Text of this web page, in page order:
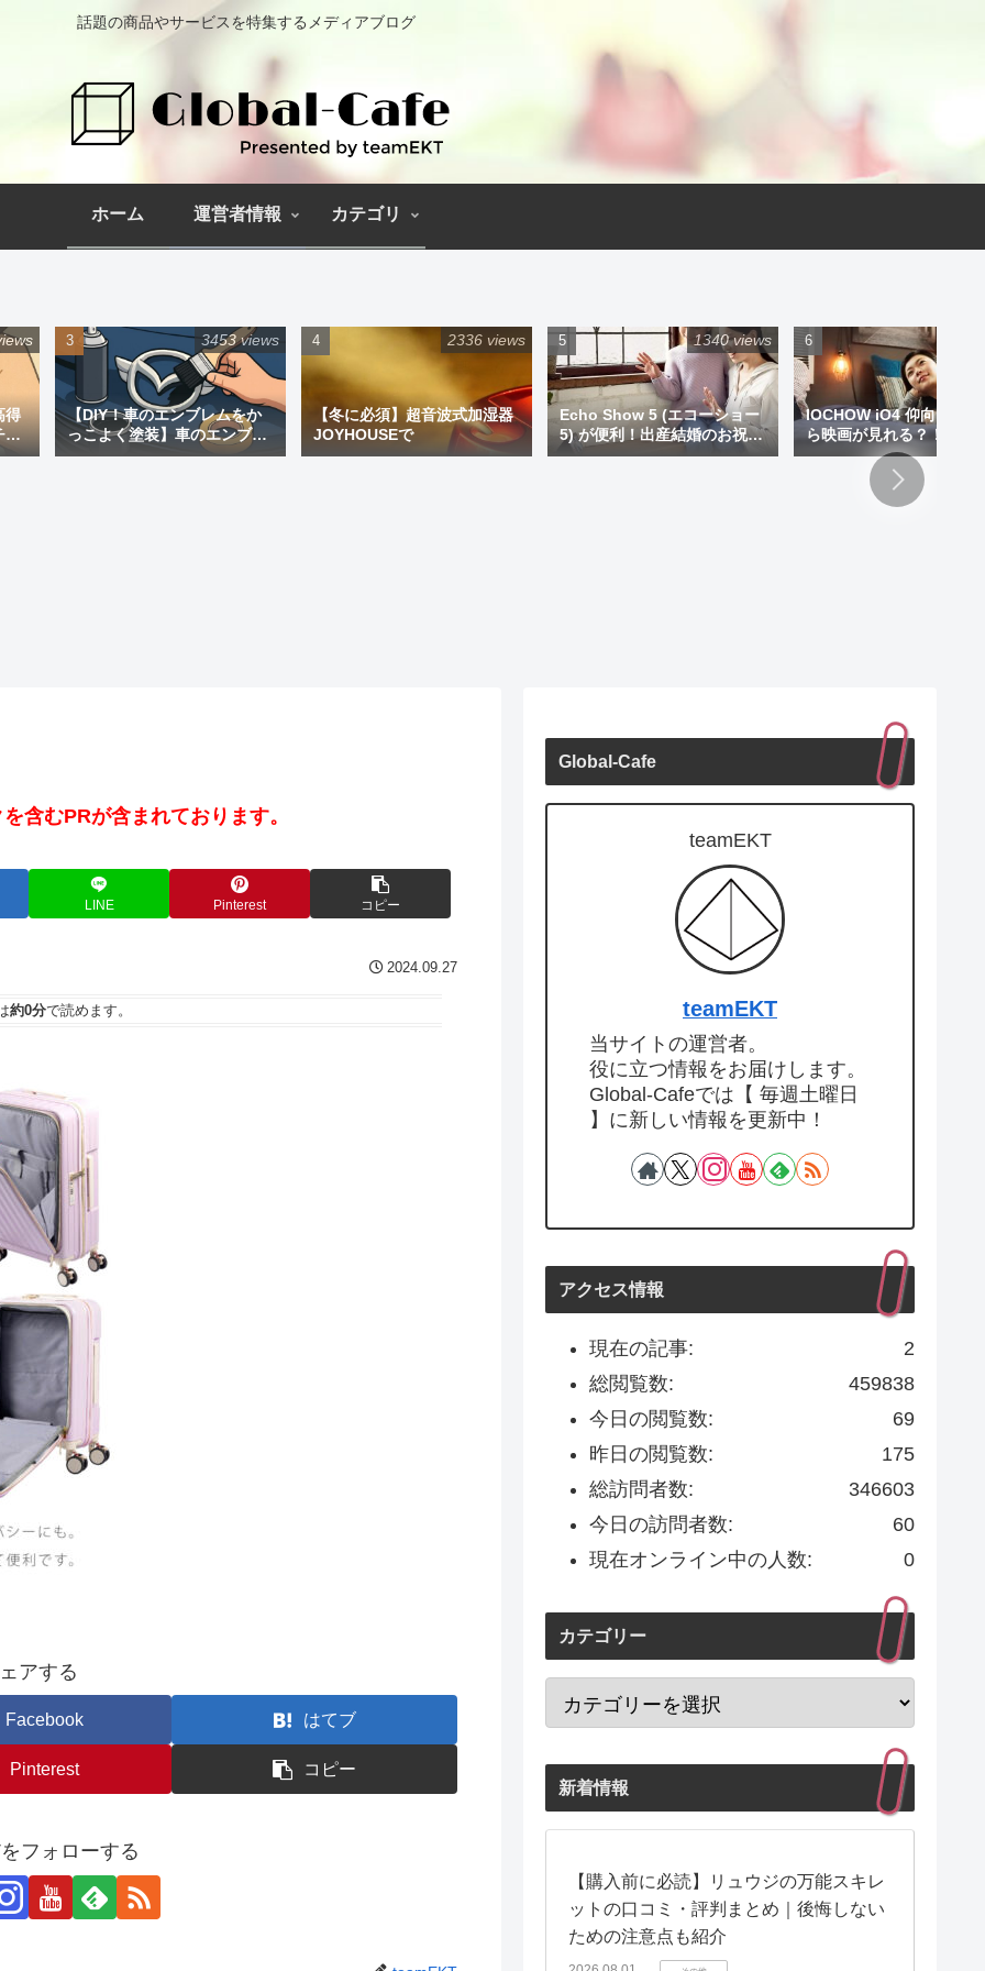
話題の商品やサービスを特集するメディアブログ
ホーム 運営者情報 カテゴリ
得
ペ
【DIY！車のエンブレムをか
っこよく塗装】車のエンブレ
ム塗装｜道具と失敗しない手
3453 views
【冬に必須】超音波式加湿器
JOYHOUSEで
2336 views
Echo Show 5 (エコーショー
5) が便利！出産結婚のお祝い
にプレゼントもアリです！
1340 views
IOCHOW iO4 仰向けで寝
ら映画が見れる？！ミニ
ジェクター
含むPRが含まれております。
LINE Pinterest コピー
2024.09.27
約0分で読めます。
アする
Facebook はてブ
Pinterest コピー
フォローする
Global-Cafe
teamEKT
teamEKT
当サイトの運営者。
役に立つ情報をお届けします。
Global-Cafeでは【 毎週土曜日
】に新しい情報を更新中！
アクセス情報
2
現在の記事:
459838
総閲覧数:
69
今日の閲覧数:
175
昨日の閲覧数:
346603
総訪問者数:
60
今日の訪問者数:
0
現在オンライン中の人数:
カテゴリー
新着情報
【購入前に必読】リュウジの万能スキレ
ットの口コミ・評判まとめ｜後悔しない
ための注意点も紹介